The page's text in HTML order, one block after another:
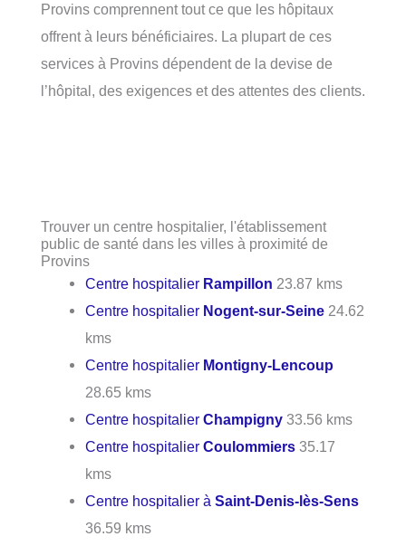
Provins comprennent tout ce que les hôpitaux
offrent à leurs bénéficiaires. La plupart de ces
services à Provins dépendent de la devise de
l’hôpital, des exigences et des attentes des clients.
Trouver un centre hospitalier, l'établissement
public de santé dans les villes à proximité de
Provins
Centre hospitalier Rampillon 23.87 kms
Centre hospitalier Nogent-sur-Seine 24.62
kms
Centre hospitalier Montigny-Lencoup
28.65 kms
Centre hospitalierChampigny 33.56 kms
Centre hospitalierCoulommiers 35.17
kms
Centre hospitalier àSaint-Denis-lès-Sens
36.59 kms